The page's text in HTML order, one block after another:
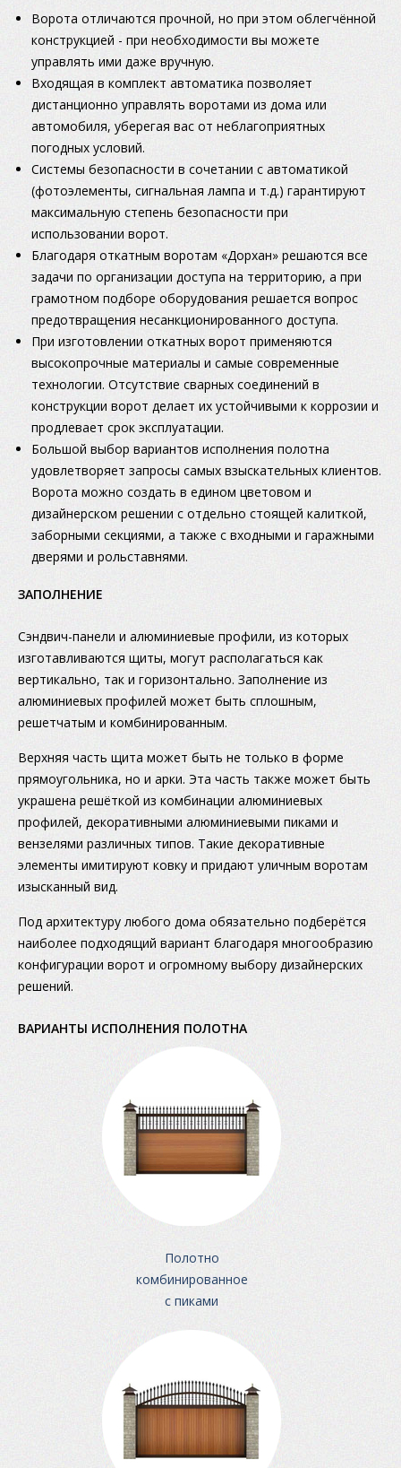
Ворота отличаются прочной, но при этом облегчённой
конструкцией - при необходимости вы можете
управлять ими даже вручную.
Входящая в комплект автоматика позволяет
дистанционно управлять воротами из дома или
автомобиля, уберегая вас от неблагоприятных
погодных условий.
Системы безопасности в сочетании с автоматикой
(фотоэлементы, сигнальная лампа и т.д.) гарантируют
максимальную степень безопасности при
использовании ворот.
Благодаря откатным воротам «Дорхан» решаются все
задачи по организации доступа на территорию, а при
грамотном подборе оборудования решается вопрос
предотвращения несанкционированного доступа.
При изготовлении откатных ворот применяются
высокопрочные материалы и самые современные
технологии. Отсутствие сварных соединений в
конструкции ворот делает их устойчивыми к коррозии и
продлевает срок эксплуатации.
Большой выбор вариантов исполнения полотна
удовлетворяет запросы самых взыскательных клиентов.
Ворота можно создать в едином цветовом и
дизайнерском решении с отдельно стоящей калиткой,
заборными секциями, а также с входными и гаражными
дверями и рольставнями.
ЗАПОЛНЕНИЕ
Сэндвич-панели и алюминиевые профили, из которых
изготавливаются щиты, могут располагаться как
вертикально, так и горизонтально. Заполнение из
алюминиевых профилей может быть сплошным,
решетчатым и комбинированным.
Верхняя часть щита может быть не только в форме
прямоугольника, но и арки. Эта часть также может быть
украшена решёткой из комбинации алюминиевых
профилей, декоративными алюминиевыми пиками и
вензелями различных типов. Такие декоративные
элементы имитируют ковку и придают уличным воротам
изысканный вид.
Под архитектуру любого дома обязательно подберётся
наиболее подходящий вариант благодаря многообразию
конфигурации ворот и огромному выбору дизайнерских
решений.
ВАРИАНТЫ ИСПОЛНЕНИЯ ПОЛОТНА
Полотно
комбинированное
с пиками